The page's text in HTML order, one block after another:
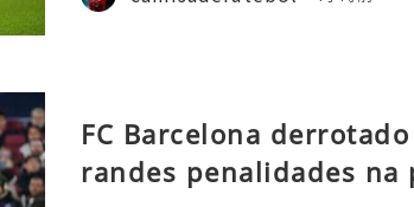
amisolas de futebol
FC Barcelona
randes penalidades na